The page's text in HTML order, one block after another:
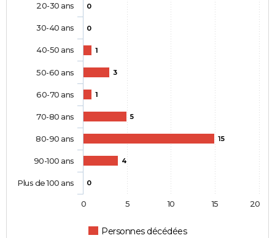
0
0
1
3
1
5
15
4
0
Personnes décédées
20-30 ans
30-40 ans
40-50 ans
50-60 ans
60-70 ans
70-80 ans
80-90 ans
90-100 ans
Plus de 100 ans
0 5 10 15 20